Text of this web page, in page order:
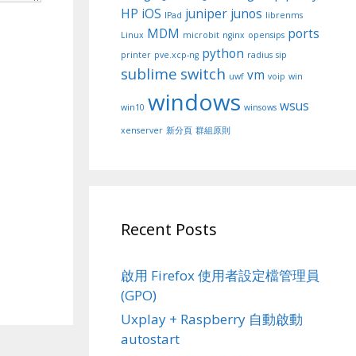
HP iOS IPad juniper junos librenms
Linux MDM microbit nginx opensips ports
printer pve.xcp-ng python radius sip
sublime switch uwf vm voip win
win10 windows winsows wsus
xenserver 新分頁 群組原則
Recent Posts
啟用 Firefox 使用者設定檔管理員
(GPO)
Uxplay + Raspberry 自動啟動
autostart